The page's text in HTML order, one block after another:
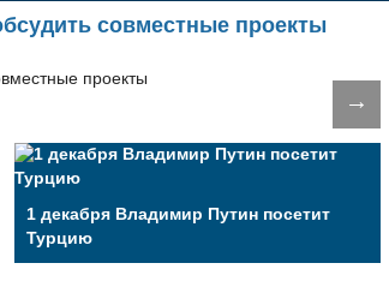
совместные проекты
→
1 декабря Владимир Путин посетит
Турцию